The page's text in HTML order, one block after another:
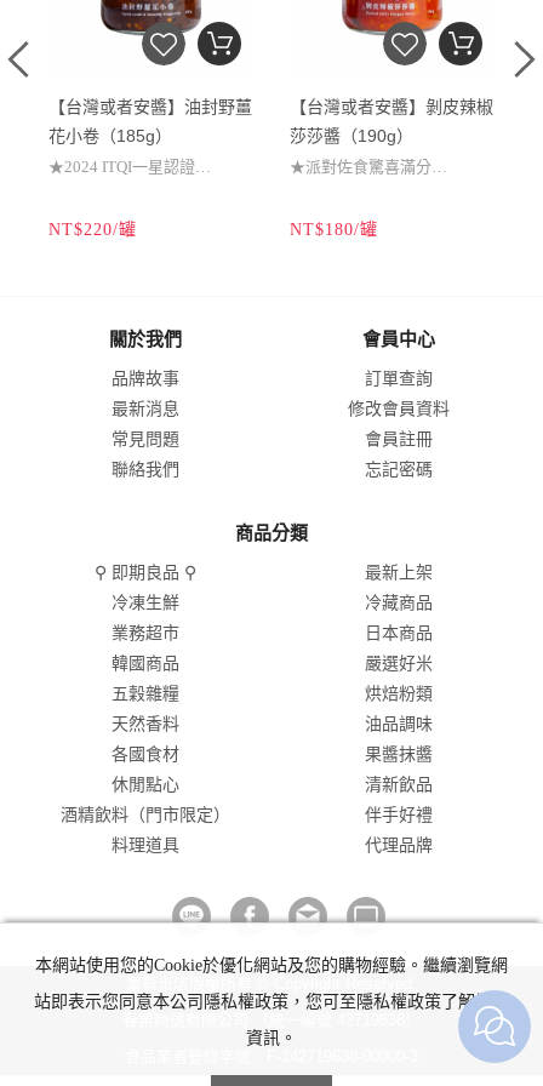
【台灣或者安醬】油封野薑
花小卷（185g）
★2024 ITQI一星認證
★拌飯拌麵下酒小點
NT$220/罐
【台灣或者安醬】剝皮辣椒
莎莎醬（190g）
★派對佐食驚喜滿分
★開罐即食創意百搭
NT$180/罐
關於我們
品牌故事
最新消息
常見問題
聯絡我們
會員中心
訂單查詢
修改會員資料
會員註冊
忘記密碼
商品分類
⚲ 即期良品 ⚲
最新上架
冷凍生鮮
冷藏商品
業務超市
日本商品
韓國商品
嚴選好米
五穀雜糧
烘焙粉類
天然香料
油品調味
各國食材
果醬抹醬
休閒點心
清新飲品
酒精飲料（門市限定）
伴手好禮
料理道具
代理品牌
本網站使用您的Cookie於優化網站及您的購物經驗。繼續瀏覽網
站即表示您同意本公司隱私權政策，您可至隱私權政策了解詳細
資訊。